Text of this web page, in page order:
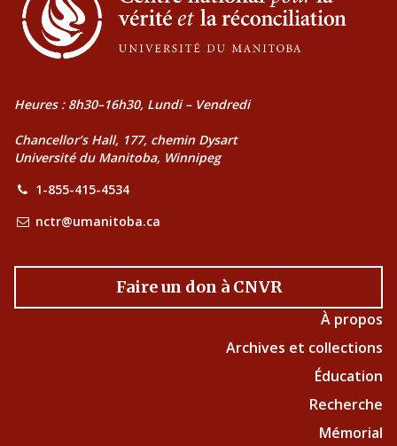
Heures : 8h30–16h30, Lundi – Vendredi
Chancellor’s Hall, 177, chemin Dysart
Université du Manitoba, Winnipeg
1-855-415-4534
nctr@umanitoba.ca
Faire un don à CNVR
À propos
Archives et collections
Éducation
Recherche
Mémorial